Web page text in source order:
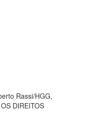
Rassi/HGG,
DIREITOS